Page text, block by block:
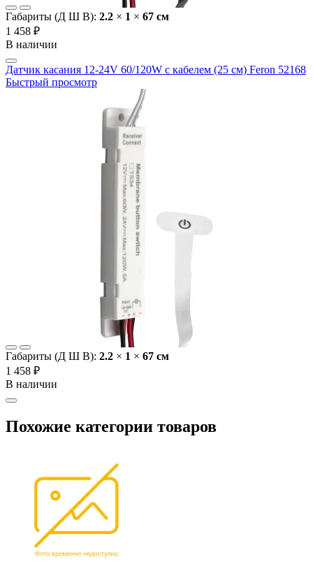
Габариты (Д Ш В): 2.2 × 1 × 67 cм
1 458 ₽
В наличии
Датчик касания 12-24V 60/120W с кабелем (25 см) Feron 52168
Быстрый просмотр
Габариты (Д Ш В): 2.2 × 1 × 67 cм
1 458 ₽
В наличии
Похожие категории товаров